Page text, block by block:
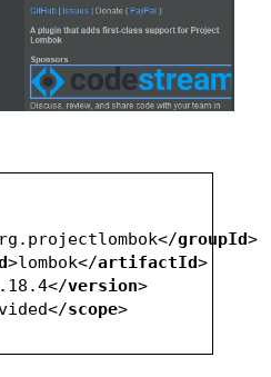
</groupId>
>lombok</artifactId>
</version>
</scope>